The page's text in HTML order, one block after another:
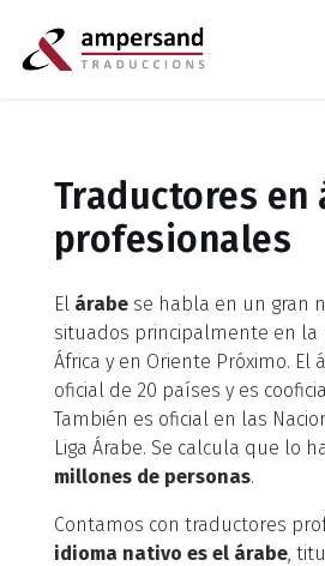
Traductores en
profesionales
El árabe se habla en un gran
situados principalmente en la
África y en Oriente Próximo. El
oficial de 20 países y es
También es oficial en las
Liga Árabe. Se calcula que lo
millones de personas.
Contamos con traductores
idioma nativo es el árabe,